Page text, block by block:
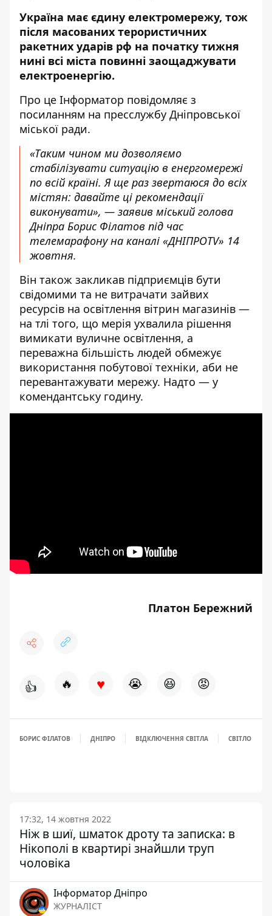
Україна має єдину електромережу, тож
після масованих терористичних
ракетних ударів рф на початку тижня
нині всі міста повинні заощаджувати
електроенергію.
Про це Інформатор повідомляє з
посиланням на пресслужбу Дніпровської
міської ради.
«Таким чином ми дозволяємо
стабілізувати ситуацію в енергомережі
по всій країні. Я ще раз звертаюся до всіх
містян: давайте ці рекомендації
виконувати», — заявив міський голова
Дніпра Борис Філатов під час
телемарафону на каналі «ДНІПРОTV» 14
жовтня.
Він також закликав підприємців бути
свідомими та не витрачати зайвих
ресурсів на освітлення вітрин магазинів —
на тлі того, що мерія ухвалила рішення
вимикати вуличне освітлення, а
переважна більшість людей обмежує
використання побутової техніки, аби не
перевантажувати мережу. Надто — у
комендантську годину.
Платон Бережний
👍 🔥 ♥ 😭 😆 😡
БОРИС ФІЛАТОВ ДНІПРО ВІДКЛЮЧЕННЯ СВІТЛА СВІТЛО
17:32, 14 жовтня 2022
Ніж в шиї, шматок дроту та записка: в
Нікополі в квартирі знайшли труп
чоловіка
Інформатор Дніпро
ЖУРНАЛІСТ